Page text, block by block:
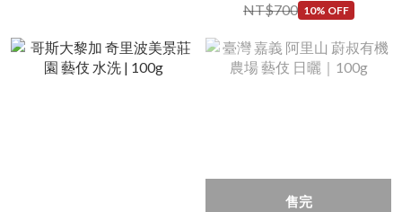
NT$700 10% OFF
售完